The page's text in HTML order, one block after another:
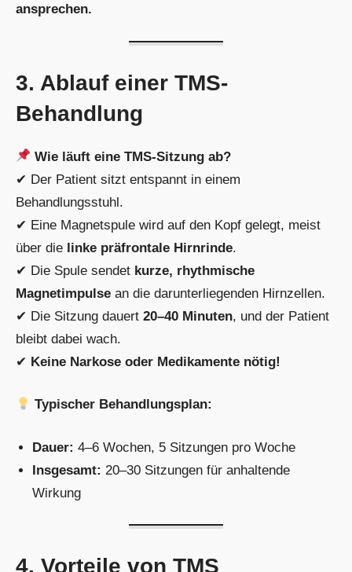
ansprechen.
3. Ablauf einer TMS-
Behandlung
Wie läuft eine TMS-Sitzung ab?
✔ Der Patient sitzt entspannt in einem
Behandlungsstuhl.
✔ Eine Magnetspule wird auf den Kopf gelegt, meist
über die linke präfrontale Hirnrinde.
✔ Die Spule sendet kurze, rhythmische
Magnetimpulse an die darunterliegenden Hirnzellen.
✔ Die Sitzung dauert 20–40 Minuten, und der Patient
bleibt dabei wach.
✔ Keine Narkose oder Medikamente nötig!
Typischer Behandlungsplan:
Dauer: 4–6 Wochen, 5 Sitzungen pro Woche
Insgesamt: 20–30 Sitzungen für anhaltende
Wirkung
4. Vorteile von TMS